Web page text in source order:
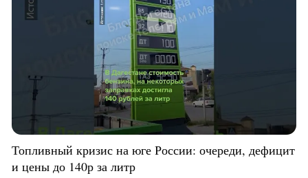
Топливный кризис на юге России: очереди, дефицит
и цены до 140р за литр